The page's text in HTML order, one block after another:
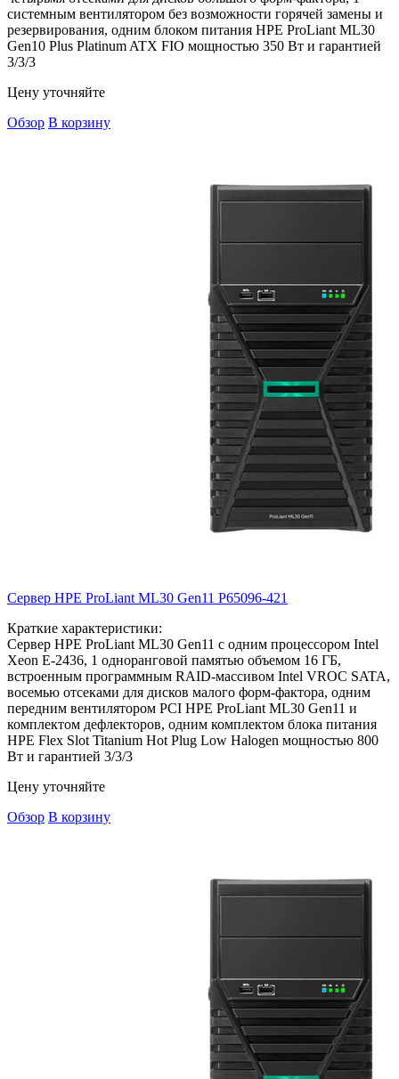
системным вентилятором без возможности горячей замены и
резервирования, одним блоком питания HPE ProLiant ML30
Gen10 Plus Platinum ATX FIO мощностью 350 Вт и гарантией
3/3/3
Цену уточняйте
Обзор В корзину
Сервер HPE ProLiant ML30 Gen11 P65096-421
Краткие характеристики:
Сервер HPE ProLiant ML30 Gen11 с одним процессором Intel
Xeon E-2436, 1 одноранговой памятью объемом 16 ГБ,
встроенным программным RAID-массивом Intel VROC SATA,
восемью отсеками для дисков малого форм-фактора, одним
передним вентилятором PCI HPE ProLiant ML30 Gen11 и
комплектом дефлекторов, одним комплектом блока питания
HPE Flex Slot Titanium Hot Plug Low Halogen мощностью 800
Вт и гарантией 3/3/3
Цену уточняйте
Обзор В корзину